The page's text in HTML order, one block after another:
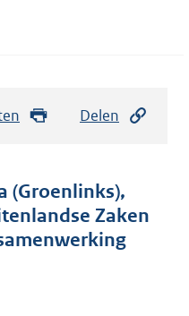
Delen
(Groenlinks),
Zaken